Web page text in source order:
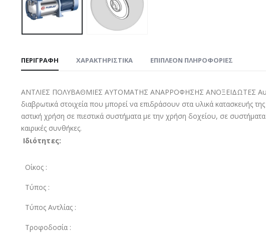
ΠΕΡΙΓΡΑΦΉ ΧΑΡΑΚΤΗΡΙΣΤΙΚΑ ΕΠΙΠΛΈΟΝ ΠΛΗΡΟΦΟΡΊΕΣ
ΑΝΤΛΙΕΣ ΠΟΛYΒΑΘΜΙΕΣ ΑYΤΟΜΑΤHΣ ΑΝΑΡΡΟΦΗΣΗΣ ANOΞΕΙΔΩΤΕΣ
διαβρωτικά στοιχεία που μπορεί να επιδράσουν στα υλικά κατασκευής
αστική χρήση σε πιεστικά συστήματα με την χρήση δοχείου, σε
καιρικές συνθήκες.
Ιδιότητες:
Οίκος :
Τύπoς :
Τύπος Αντλίας :
Τροφοδοσία :